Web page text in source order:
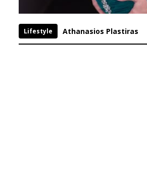
Lifestyle Athanasios Plastiras